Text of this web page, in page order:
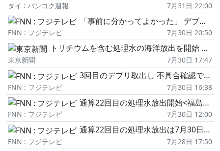
タイ : バンコク週報 7月31日 22:00
「事前に分かってよかった」 デブリ取出しロボットに不具合<福島第一原発>
FNN : フジテレビ 7月30日 20:50
トリチウムを含む処理水の海洋放出を開始 福島第1原発で通算22回目 8月17日まで約7800トン計画
東京新聞 7月30日 17:47
3回目のデブリ取出し 不具合確認で7月着手を断念<福島第一原発>
FNN : フジテレビ 7月30日 16:38
通算22回目の処理水放出開始<福島第一原発>
FNN : フジテレビ 7月30日 12:00
通算22回目の処理水放出は7月30日から<福島第一原発>
FNN : フジテレビ 7月28日 17:50